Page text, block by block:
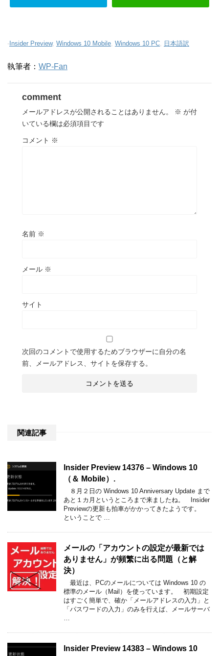
-Insider Preview, Windows 10 Mobile Windows 10 PC 日本語訳
執筆者： WP-Fan
comment
メールアドレスが公開されることはありません。 ※ が付
いている欄は必須項目です
コメント ※
名前 ※
メール ※
サイト
次回のコメントで使用するためブラウザーに自分の名
前、メールアドレス、サイトを保存する。
関連記事
Insider Preview 14376 – Windows 10
（＆ Mobile）.
８月２日の Windows 10 Anniversary Update まで
あと１カ月というところまで来ましたね。 Insider
Previewの更新も拍車がかかってきたようです。
ということで …
メールの「アカウントの設定が最新では
ありません」が頻繁に出る問題（と解
決）
最近は、PCのメールについては Windows 10 の
標準のメール（Mail）を使っています。 初期設定
はすごく簡単で、確か「メールアドレスの入力」と
「パスワードの入力」のみを行えば、メールサーバ
Insider Preview 14383 – Windows 10